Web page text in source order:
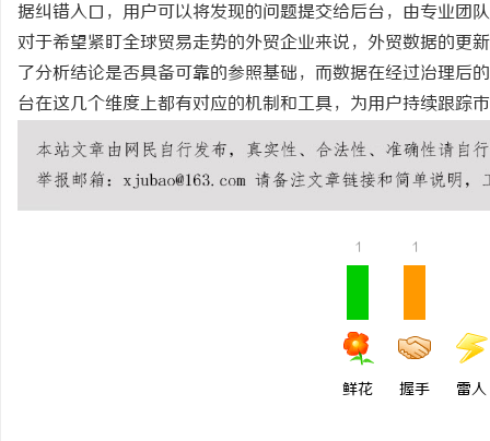
据纠错入口，用户可以将发现的问题提交给后台，由专业团
对于希望紧盯全球贸易走势的外贸企业来说，外贸数据的更
了分析结论是否具备可靠的参照基础，而数据在经过治理后
台在这几个维度上都有对应的机制和工具，为用户持续跟踪
1
鲜花
1
握手 雷人